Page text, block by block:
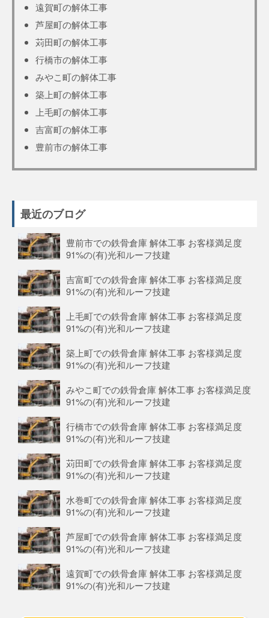
遠賀町の解体工事
芦屋町の解体工事
苅田町の解体工事
行橋市の解体工事
みやこ町の解体工事
築上町の解体工事
上毛町の解体工事
吉富町の解体工事
豊前市の解体工事
最近のブログ
豊前市での鉄骨倉庫 解体工事 お客様満足度
91%の(有)光和ルーフ技建
吉富町での鉄骨倉庫 解体工事 お客様満足度
91%の(有)光和ルーフ技建
上毛町での鉄骨倉庫 解体工事 お客様満足度
91%の(有)光和ルーフ技建
築上町での鉄骨倉庫 解体工事 お客様満足度
91%の(有)光和ルーフ技建
みやこ町での鉄骨倉庫 解体工事 お客様満足度
91%の(有)光和ルーフ技建
行橋市での鉄骨倉庫 解体工事 お客様満足度
91%の(有)光和ルーフ技建
苅田町での鉄骨倉庫 解体工事 お客様満足度
91%の(有)光和ルーフ技建
水巻町での鉄骨倉庫 解体工事 お客様満足度
91%の(有)光和ルーフ技建
芦屋町での鉄骨倉庫 解体工事 お客様満足度
91%の(有)光和ルーフ技建
遠賀町での鉄骨倉庫 解体工事 お客様満足度
91%の(有)光和ルーフ技建